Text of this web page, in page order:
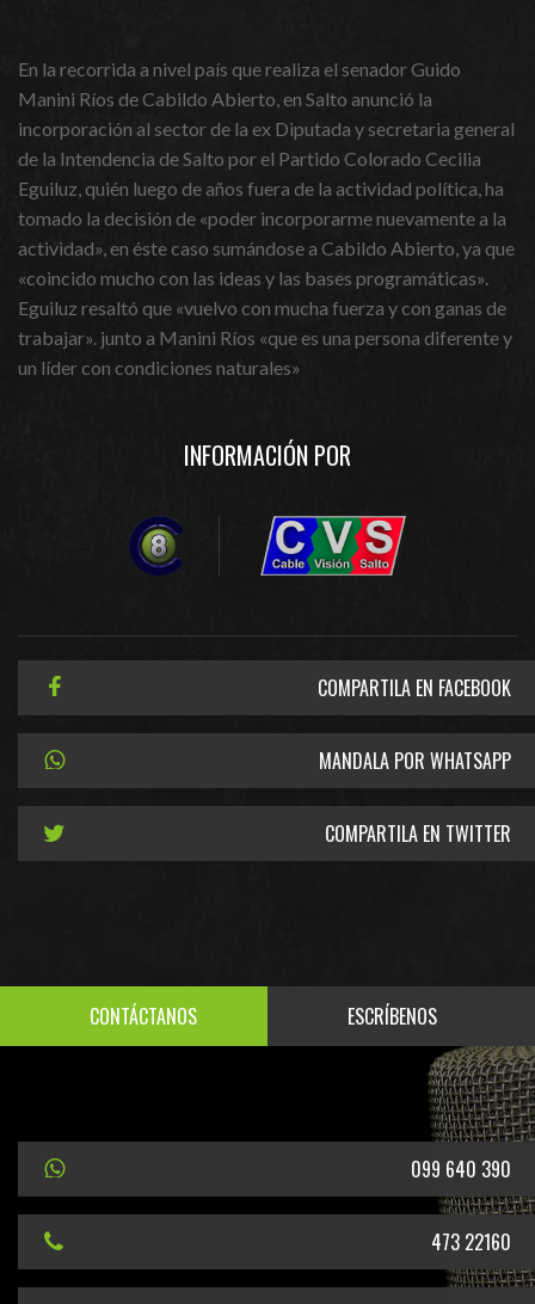
En la recorrida a nivel país que realiza el senador Guido
Manini Ríos de Cabildo Abierto, en Salto anunció la
incorporación al sector de la ex Diputada y secretaria general
de la Intendencia de Salto por el Partido Colorado Cecilia
Eguiluz, quién luego de años fuera de la actividad política, ha
tomado la decisión de «poder incorporarme nuevamente a la
actividad», en éste caso sumándose a Cabildo Abierto, ya que
«coincido mucho con las ideas y las bases programáticas».
Eguiluz resaltó que «vuelvo con mucha fuerza y con ganas de
trabajar». junto a Manini Ríos «que es una persona diferente y
un líder con condiciones naturales»
INFORMACIÓN POR
COMPARTILA EN FACEBOOK
MANDALA POR WHATSAPP
COMPARTILA EN TWITTER
CONTÁCTANOS ESCRÍBENOS
099 640 390
473 22160